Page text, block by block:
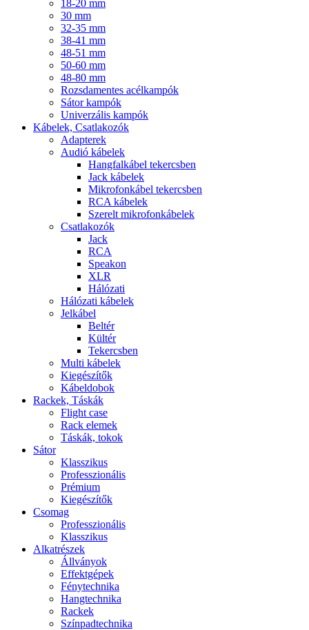
18-20 mm
30 mm
32-35 mm
38-41 mm
48-51 mm
50-60 mm
48-80 mm
Rozsdamentes acélkampók
Sátor kampók
Univerzális kampók
Kábelek, Csatlakozók
Adapterek
Audió kábelek
Hangfalkábel tekercsben
Jack kábelek
Mikrofonkábel tekercsben
RCA kábelek
Szerelt mikrofonkábelek
Csatlakozók
Jack
RCA
Speakon
XLR
Hálózati
Hálózati kábelek
Jelkábel
Beltér
Kültér
Tekercsben
Multi kábelek
Kiegészítők
Kábeldobok
Rackek, Táskák
Flight case
Rack elemek
Táskák, tokok
Sátor
Klasszikus
Professzionális
Prémium
Kiegészítők
Csomag
Professzionális
Klasszikus
Alkatrészek
Állványok
Effektgépek
Fénytechnika
Hangtechnika
Rackek
Színpadtechnika